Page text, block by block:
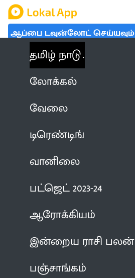
ஆப்பை டவுன்லோட் செய்யவும்
தமிழ் நாடு
லோக்கல்
வேலை
டிரெண்டிங்
வானிலை
பட்ஜெட் 2023-24
ஆரோக்கியம்
இன்றைய ராசி பலன்
பஞ்சாங்கம்